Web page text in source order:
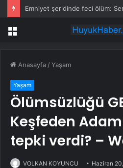
Menü
Anasayfa /Yaşam
Yaşam
Ölümsüzlüğü
Keşfeden
tepki verdi? –
VOLKAN KOYUNCU Haziran